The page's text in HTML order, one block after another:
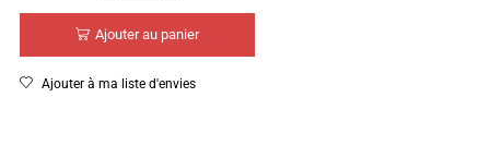
Ajouter au panier
Ajouter à ma liste d'envies